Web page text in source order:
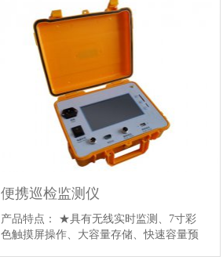
三大功能于一体的产品。二、产品类别
（选型方法）按电压和电流不同：电压
24V48V110V220V380V24/48V110/220V电
流50A100A150A50A100A150A300A4 …
【详情】
便携巡检监测仪
产品特点： ★具有无线实时监测、7寸彩
色触摸屏操作、大容量存储、快速容量预